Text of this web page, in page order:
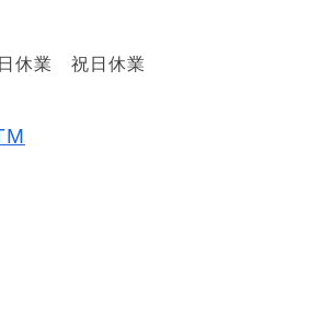
休業 祝日休業